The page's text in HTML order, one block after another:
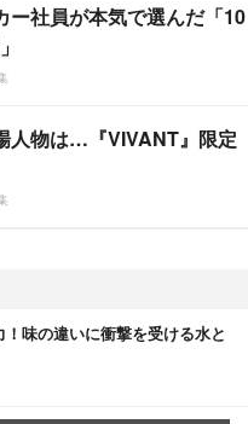
ー社員が本気で選んだ「10
人物は…『VIVANT』限定
味の違いに衝撃を受ける水と